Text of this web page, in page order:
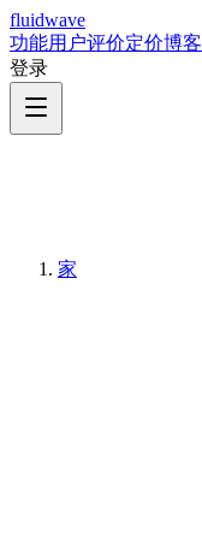
fluidwave
功能用户评价定价博客
登录
家